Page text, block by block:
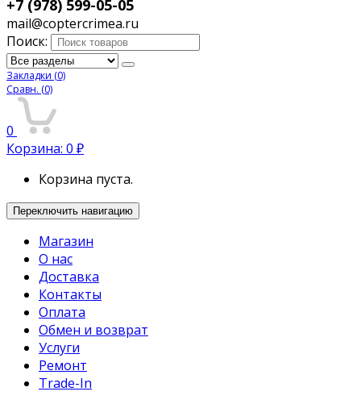
+7 (978) 599-05-05
mail@coptercrimea.ru
Поиск:
Закладки (0)
Сравн. (0)
0
Корзина: 0 ₽
Корзина пуста.
Переключить навигацию
Магазин
О нас
Доставка
Контакты
Оплата
Обмен и возврат
Услуги
Ремонт
Trade-In